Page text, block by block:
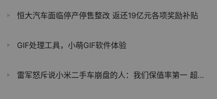
恒大汽车面临停产停售整改 返还19亿元各项奖励补贴
GIF处理工具，小萌GIF软件体验
雷军怒斥说小米二手车崩盘的人：我们保值率第一 超特斯拉保时捷